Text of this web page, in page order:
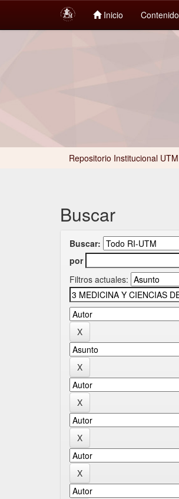
Inicio Contenido
Repositorio Institucional UTM
Buscar
Buscar:
por
Filtros actuales: